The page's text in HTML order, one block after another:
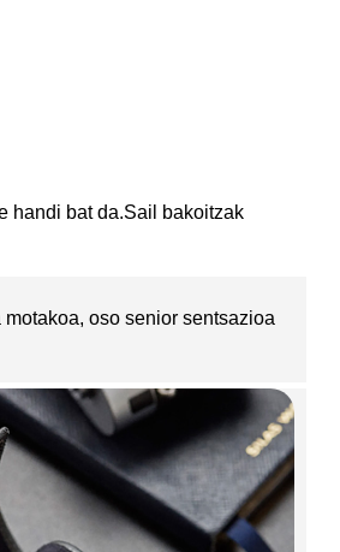
handi bat da.Sail bakoitzak
oso senior sentsazioa